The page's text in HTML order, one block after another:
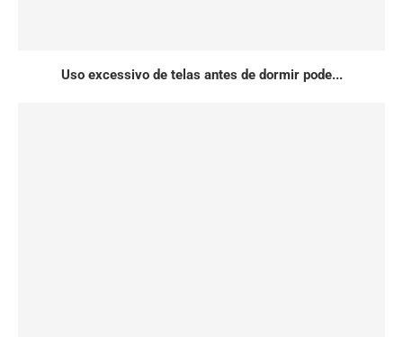
Uso excessivo de telas antes de dormir pode...